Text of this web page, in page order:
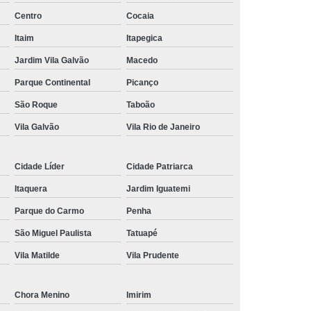
Magnética de Joelho
Magnética de Pelve
de Articulações
do Abdome Total
Tomografia do Tórax
Exame de Imagem Tomografia Pélvica
Ressonância Magnética Cardíaca
Ressonância Magnética da Prostata
Ressonância Magnética de Campo Aberto
Ressonância Magnética do Crânio
Ressonância Magnética na Coluna
Centro Cocaia
Itaim Itapegica
Jardim Vila Galvão Macedo
Parque Continental Picanço
São Roque Taboão
Vila Galvão Vila Rio de Janeiro
Cidade Líder Cidade Patriarca
Itaquera Jardim Iguatemi
Parque do Carmo Penha
São Miguel Paulista Tatuapé
Vila Matilde Vila Prudente
Chora Menino Imirim